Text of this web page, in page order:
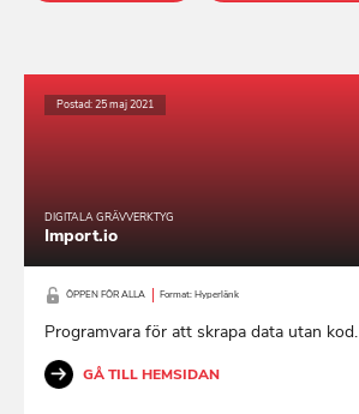
Postad: 25 maj 2021
DIGITALA GRÄVVERKTYG
Import.io
ÖPPEN FÖR ALLA Format: Hyperlänk
Programvara för att skrapa data utan kod.
GÅ TILL HEMSIDAN